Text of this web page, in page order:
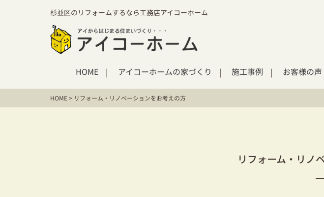
杉並区のリフォームするなら工務店アイコーホーム
HOME アイコーホームの家づくり 施工事例 お客様の声
HOME> リフォーム・リノベーションをお考えの方
リフォーム・リノ